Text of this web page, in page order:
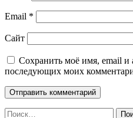
Email *
Сайт
Сохранить моё имя, email и
последующих моих
Найти: